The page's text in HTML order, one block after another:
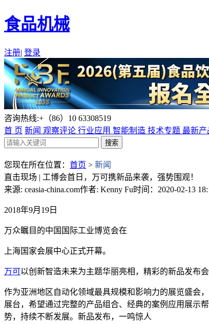
食品机械
注册| 登录
咨询热线:+（86）10 63308519
首 页 新闻 观察评论 行业应用 智能制造 技术专题 最新产
您现在所在位置： 首页 > 新闻
直击现场 | 工博会首日，万可携新品来袭，强势围观！
来源: ceasia-china.com作者: Kenny Fu时间：2020-02-13
2018年9月19日
万众瞩目的中国国际工业博览会在
上海国家会展中心正式开幕。
万可以创新智造未来为主题华丽亮相，精彩的新品发布
作为亚洲地区自动化领域最具规模和影响力的展览盛会
展台，希望通过完整的产品组合、经典的案例应用展示
势，持续不断发展。新品发布，一鸣惊人